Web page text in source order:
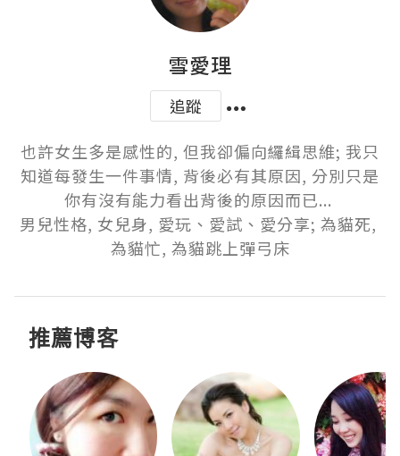
雪愛理
追蹤
也許女生多是感性的, 但我卻偏向纙緝思維; 我只
知道每發生一件事情, 背後必有其原因, 分別只是
你有沒有能力看出背後的原因而已...
男兒性格, 女兒身, 愛玩、愛試、愛分享; 為貓死,
為貓忙, 為貓跳上彈弓床
推薦博客